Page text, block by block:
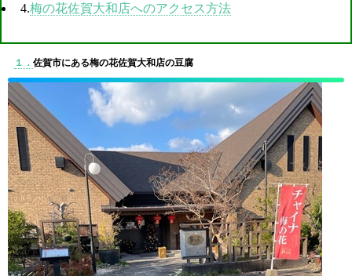
4.梅の花佐賀大和店へのアクセス方法
１． 佐賀市にある梅の花佐賀大和店の豆腐